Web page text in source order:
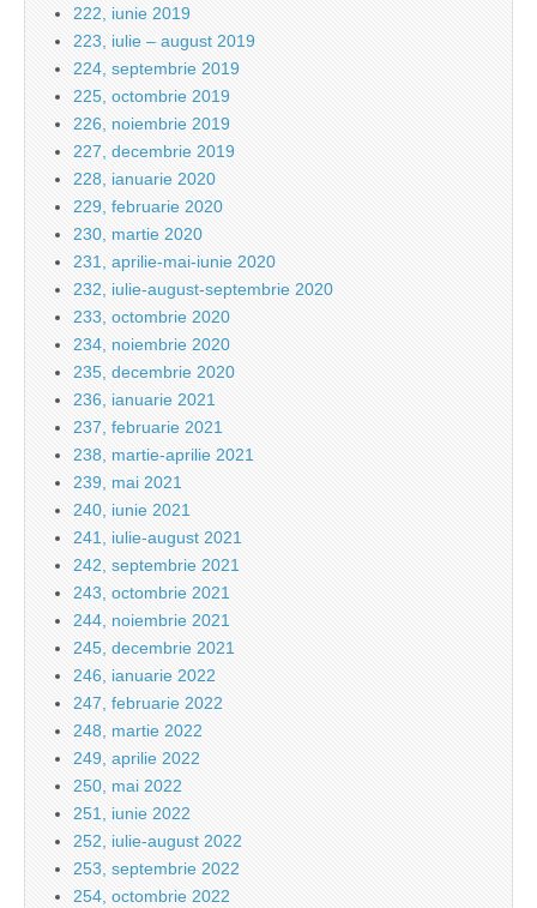
222, iunie 2019
223, iulie – august 2019
224, septembrie 2019
225, octombrie 2019
226, noiembrie 2019
227, decembrie 2019
228, ianuarie 2020
229, februarie 2020
230, martie 2020
231, aprilie-mai-iunie 2020
232, iulie-august-septembrie 2020
233, octombrie 2020
234, noiembrie 2020
235, decembrie 2020
236, ianuarie 2021
237, februarie 2021
238, martie-aprilie 2021
239, mai 2021
240, iunie 2021
241, iulie-august 2021
242, septembrie 2021
243, octombrie 2021
244, noiembrie 2021
245, decembrie 2021
246, ianuarie 2022
247, februarie 2022
248, martie 2022
249, aprilie 2022
250, mai 2022
251, iunie 2022
252, iulie-august 2022
253, septembrie 2022
254, octombrie 2022